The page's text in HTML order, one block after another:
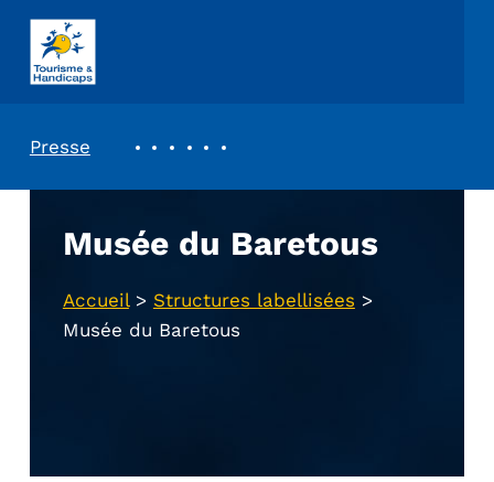
ASSOCIATION TOURISME ET HANDICAPS
Presse
Musée du Baretous
Accueil> Structures labellisées >
Musée du Baretous